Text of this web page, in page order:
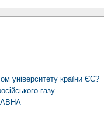
університету країни ЄС?
газу